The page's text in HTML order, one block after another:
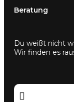
Beratung
Du weißt nicht
Wir finden es
